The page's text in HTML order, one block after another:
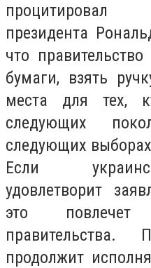
президента
что
бумаги, взять
места для тех,
следующих
следующих
Если
удовлетворит
это повлечет
продолжит